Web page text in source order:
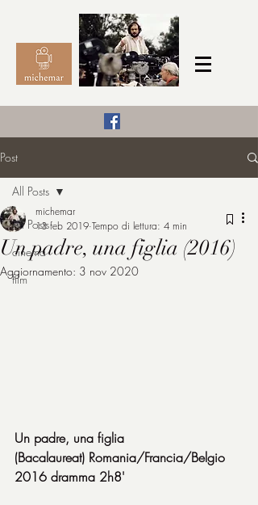
michemar
Post
All Posts
cinema
film
All Posts
Un padre, una figlia (2016)
michemar
13 feb 2019 Tempo di lettura: 4 min
Aggiornamento: 3 nov 2020
Un padre, una figlia
(Bacalaureat) Romania/Francia/Belgio
2016 dramma 2h8'